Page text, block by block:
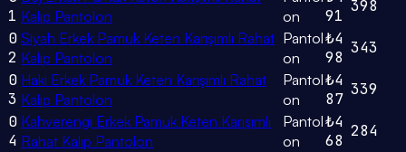
1 Kalıp Pantolon
on
91
398
0
2
Siyah Erkek Pamuk Keten Karışımlı Rahat
Kalıp Pantolon
Pantol
on
₺4
98
343
0
3
Haki Erkek Pamuk Keten Karışımlı Rahat
Kalıp Pantolon
Pantol
on
₺4
87
339
0
4
Kahverengi Erkek Pamuk Keten Karışımlı
Rahat Kalıp Pantolon
Pantol
on
₺4
68
284